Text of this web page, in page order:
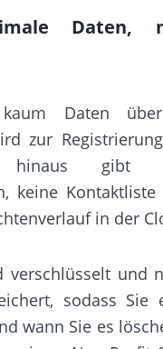
Daten,
Daten
zur
hinaus gibt
keine
in der
verschlüsselt und
sodass Sie
wann Sie es